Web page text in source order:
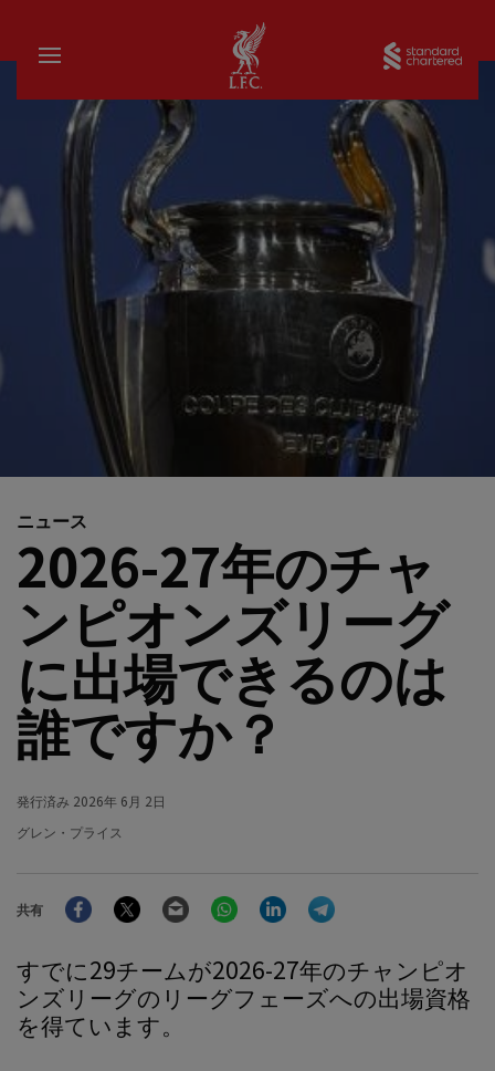
家
ニュース
2026-27年のチャ
ンピオンズリーグ
に出場できるのは
誰ですか？
発行済み 2026年 6月 2日
グレン・プライス
共有
FacebookTwitter Email WhatsAppLinkedIn
すでに29チームが2026-27年のチャンピオ
ンズリーグのリーグフェーズへの出場資格
を得ています。